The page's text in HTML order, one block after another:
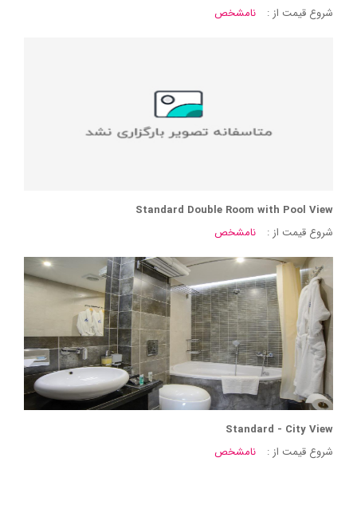
شروع قیمت از :
نامشخص
Standard Double Room with Pool View
شروع قیمت از :
نامشخص
Standard - City View
شروع قیمت از :
نامشخص